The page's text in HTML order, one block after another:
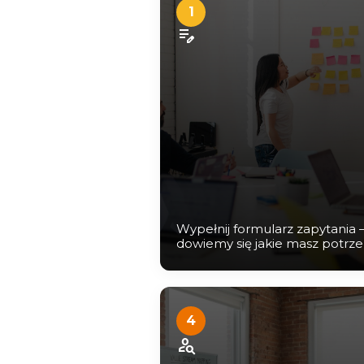
1
edit_note
Wypełnij formularz zapytania
dowiemy się jakie masz
4
person_search